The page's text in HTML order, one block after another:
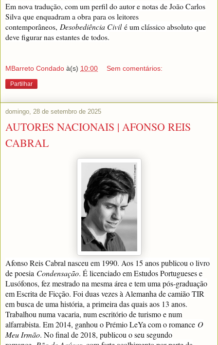
Em nova tradução, com um perfil do autor e notas de João Carlos
Silva que enquadram a obra para os leitores
contemporâneos, Desobediência Civil é um clássico absoluto que
deve figurar nas estantes de todos.
MBarreto Condado à(s) 10:00 Sem comentários:
Partilhar
domingo, 28 de setembro de 2025
AUTORES NACIONAIS | AFONSO REIS
CABRAL
Afonso Reis Cabral nasceu em 1990. Aos 15 anos publicou o livro
de poesia Condensação. É licenciado em Estudos Portugueses e
Lusófonos, fez mestrado na mesma área e tem uma pós-graduação
em Escrita de Ficção. Foi duas vezes à Alemanha de camião TIR
em busca de uma história, a primeira das quais aos 13 anos.
Trabalhou numa vacaria, num escritório de turismo e num
alfarrabista. Em 2014, ganhou o Prémio LeYa com o romance O
Meu Irmão. No final de 2018, publicou o seu segundo